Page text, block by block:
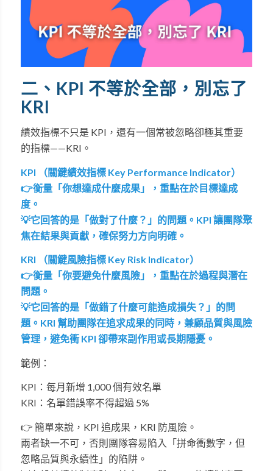
二、KPI 不等於全部，別忘了
KRI
績效指標不只是 KPI，還有一個常被忽略卻極其重要
的指標——KRI。
KPI （關鍵績效指標 Key Performance Indicator）
👉衡量「你想達成什麼成果」，重點在於目標達成
度。
💡它回答的是「做對了什麼？」的問題。KPI 讓團隊聚
焦在結果與貢獻，確保努力方向明確。
KRI （關鍵風險指標 Key Risk Indicator）
👉衡量「你要避免什麼風險」，重點在於過程與潛在
問題。
💡它回答的是「做錯了什麼可能造成損失？」的問
題。KRI 幫助團隊在追求成果的同時，兼顧品質與風險
管理，避免衝 KPI 卻帶來副作用或長期隱憂。
範例：
KPI：每月新增 1,000 個有效名單
KRI：名單錯誤率不得超過 5%
👉 簡單來說，KPI 追成果，KRI 防風險。
兩者缺一不可，否則團隊容易陷入「拼命衝數字，但
忽略品質與永續性」的陷阱。